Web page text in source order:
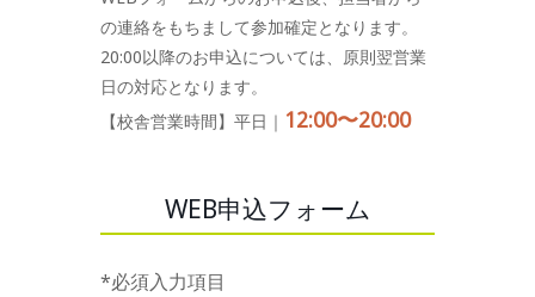
の連絡をもちまして参加確定となります。
20:00以降のお申込については、原則翌営業
日の対応となります。
【校舎営業時間】平日｜ 12:00〜20:00
WEB申込フォーム
*必須入力項目